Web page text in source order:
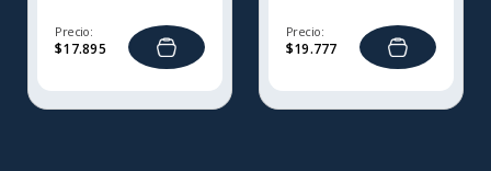
Precio:
$17.895
Precio:
$19.777